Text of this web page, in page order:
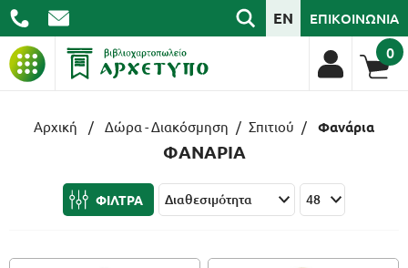
ΒΙΒΛΙΑ
ΣΧΟΛΙΚΑ
EN ΕΠΙΚΟΙΝΩΝΙΑ
0
Αρχική / Δώρα - Διακόσμηση / Σπιτιού / Φανάρια
ΦΑΝΑΡΙΑ
ΦΙΛΤΡΑ